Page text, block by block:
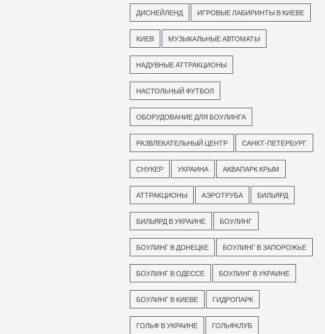
ДИСНЕЙЛЕНД ИГРОВЫЕ ЛАБИРИНТЫ В КИЕВЕ
КИЕВ МУЗЫКАЛЬНЫЕ АВТОМАТЫ
НАДУВНЫЕ АТТРАКЦИОНЫ
НАСТОЛЬНЫЙ ФУТБОЛ
ОБОРУДОВАНИЕ ДЛЯ БОУЛИНГА
РАЗВЛЕКАТЕЛЬНЫЙ ЦЕНТР САНКТ-ПЕТЕРБУРГ
СНУКЕР УКРАИНА АКВАПАРК КРЫМ
АТТРАКЦИОНЫ АЭРОТРУБА БИЛЬЯРД
БИЛЬЯРД В УКРАИНЕ БОУЛИНГ
БОУЛИНГ В ДОНЕЦКЕ БОУЛИНГ В ЗАПОРОЖЬЕ
БОУЛИНГ В ОДЕССЕ БОУЛИНГ В УКРАИНЕ
БОУЛИНГ В КИЕВЕ ГИДРОПАРК
ГОЛЬФ В УКРАИНЕ ГОЛЬФКЛУБ